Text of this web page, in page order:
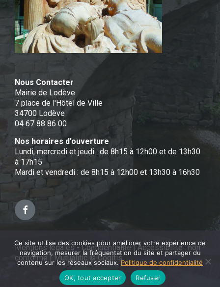
Nous Contacter
Mairie de Lodève
7 place de l'Hôtel de Ville
34700 Lodève
04 67 88 86 00
Nos horaires d’ouverture
Lundi, mercredi et jeudi : de 8h15 à 12h00 et de 13h30
à 17h15
Mardi et vendredi : de 8h15 à 12h00 et 13h30 à 16h30
Facebook
Mentions légales - Confidentialité|Accessibilité : non
conforme| Mutualitic © Cogitis
Ce site utilise des cookies pour améliorer votre expérience de
navigation, mesurer la fréquentation du site et partager du
contenu sur les réseaux sociaux.Politique de confidentialité
OK, tout accepter
Refuser